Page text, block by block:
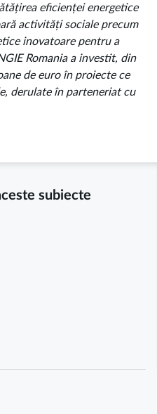
eficienței energetice
activități sociale precum
inovatoare pentru a
Romania a investit, din
de euro în proiecte ce
derulate în parteneriat cu
subiecte